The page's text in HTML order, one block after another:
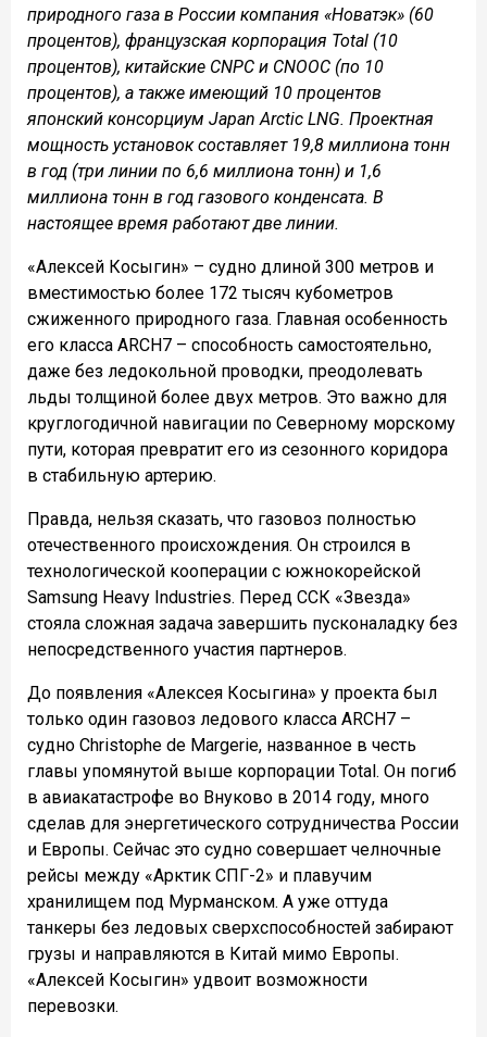
природного газа в России компания «Новатэк» (60
процентов), французская корпорация Total (10
процентов), китайские CNPC и CNOOC (по 10
процентов), а также имеющий 10 процентов
японский консорциум Japan Arctic LNG. Проектная
мощность установок составляет 19,8 миллиона тонн
в год (три линии по 6,6 миллиона тонн) и 1,6
миллиона тонн в год газового конденсата. В
настоящее время работают две линии.
«Алексей Косыгин» – судно длиной 300 метров и
вместимостью более 172 тысяч кубометров
сжиженного природного газа. Главная особенность
его класса ARCH7 – способность самостоятельно,
даже без ледокольной проводки, преодолевать
льды толщиной более двух метров. Это важно для
круглогодичной навигации по Северному морскому
пути, которая превратит его из сезонного коридора
в стабильную артерию.
Правда, нельзя сказать, что газовоз полностью
отечественного происхождения. Он строился в
технологической кооперации с южнокорейской
Samsung Heavy Industries. Перед ССК «Звезда»
стояла сложная задача завершить пусконаладку без
непосредственного участия партнеров.
До появления «Алексея Косыгина» у проекта был
только один газовоз ледового класса ARCH7 –
судно Christophe de Margerie, названное в честь
главы упомянутой выше корпорации Total. Он погиб
в авиакатастрофе во Внуково в 2014 году, много
сделав для энергетического сотрудничества России
и Европы. Сейчас это судно совершает челночные
рейсы между «Арктик СПГ-2» и плавучим
хранилищем под Мурманском. А уже оттуда
танкеры без ледовых сверхспособностей забирают
грузы и направляются в Китай мимо Европы.
«Алексей Косыгин» удвоит возможности
перевозки.